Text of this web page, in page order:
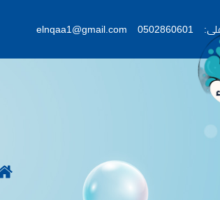
0502860601
elnqaa1@gmail.com